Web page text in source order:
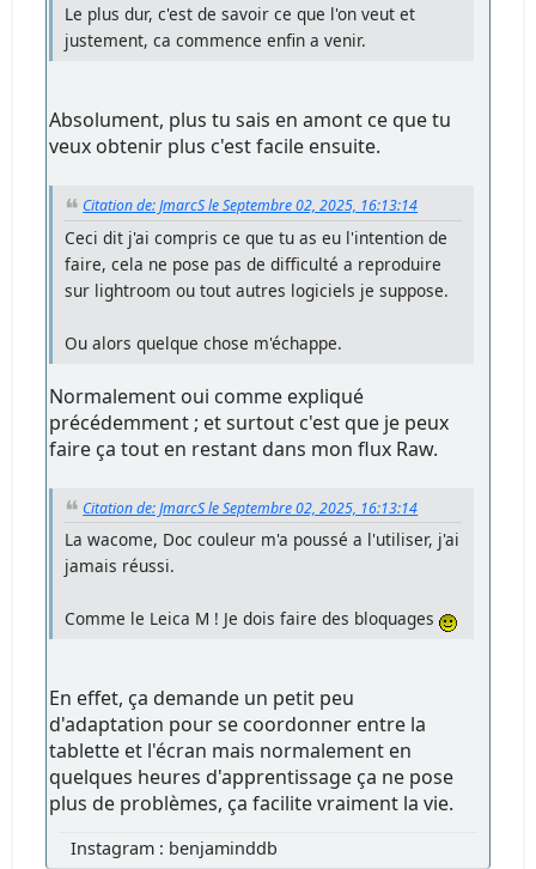
Le plus dur, c'est de savoir ce que l'on veut et
justement, ca commence enfin a venir.
Absolument, plus tu sais en amont ce que tu
veux obtenir plus c'est facile ensuite.
Citation de: JmarcS le Septembre 02, 2025, 16:13:14
Ceci dit j'ai compris ce que tu as eu l'intention de
faire, cela ne pose pas de difficulté a reproduire
sur lightroom ou tout autres logiciels je suppose.
Ou alors quelque chose m'échappe.
Normalement oui comme expliqué
précédemment ; et surtout c'est que je peux
faire ça tout en restant dans mon flux Raw.
Citation de: JmarcS le Septembre 02, 2025, 16:13:14
La wacome, Doc couleur m'a poussé a l'utiliser, j'ai
jamais réussi.
Comme le Leica M ! Je dois faire des bloquages
En effet, ça demande un petit peu
d'adaptation pour se coordonner entre la
tablette et l'écran mais normalement en
quelques heures d'apprentissage ça ne pose
plus de problèmes, ça facilite vraiment la vie.
Instagram : benjaminddb